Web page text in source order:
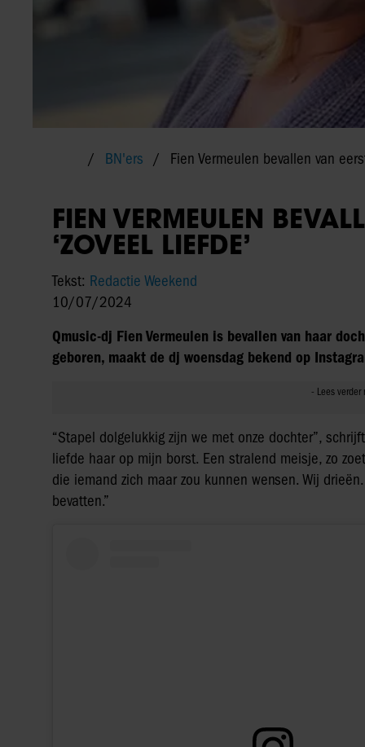
BN'ers Fien Vermeulen bevallen van
FIEN VERMEULEN
‘ZOVEEL LIEFDE’
Tekst: Redactie Weekend
10/07/2024
Qmusic-dj Fien Vermeulen is bevallen van haar
geboren, maakt de dj woensdag bekend op
“Stapel dolgelukkig zijn we met onze dochter”,
liefde haar op mijn borst. Een stralend meisje, zo
die iemand zich maar zou kunnen wensen. Wij
bevatten.”